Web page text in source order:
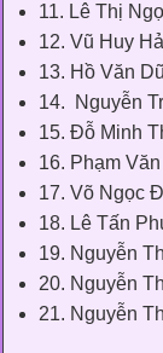
11. Lê Thị
12. Vũ Huy
13. Hồ Văn
14. Nguyễn
15. Đỗ Minh
16. Phạm
17. Võ Ngọc
18. Lê Tấn
19. Nguyễn
20. Nguyễn
21. Nguyễn